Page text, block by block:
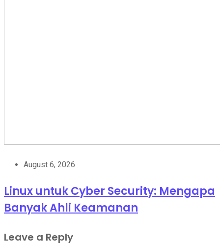
August 6, 2026
Linux untuk Cyber Security: Mengapa
Banyak Ahli Keamanan
Leave a Reply